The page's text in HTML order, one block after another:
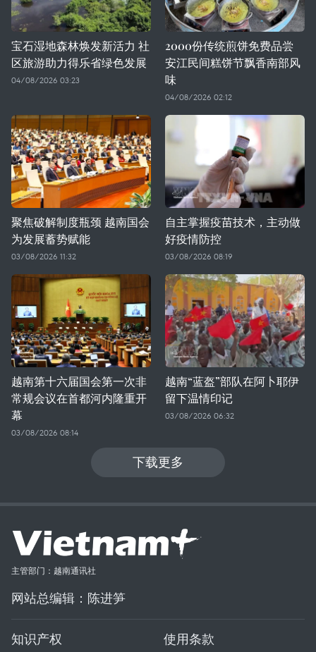
宝石湿地森林焕发新活力 社
区旅游助力得乐省绿色发展
04/08/2026 03:23
2000份传统煎饼免费品尝
安江民间糕饼节飘香南部风
味
04/08/2026 02:12
聚焦破解制度瓶颈 越南国会
为发展蓄势赋能
03/08/2026 11:32
自主掌握疫苗技术，主动做
好疫情防控
03/08/2026 08:19
越南第十六届国会第一次非
常规会议在首都河内隆重开
幕
03/08/2026 08:14
越南“蓝盔”部队在阿卜耶伊
留下温情印记
03/08/2026 06:32
下载更多
主管部门：越南通讯社
网站总编辑：陈进笋
知识产权 使用条款